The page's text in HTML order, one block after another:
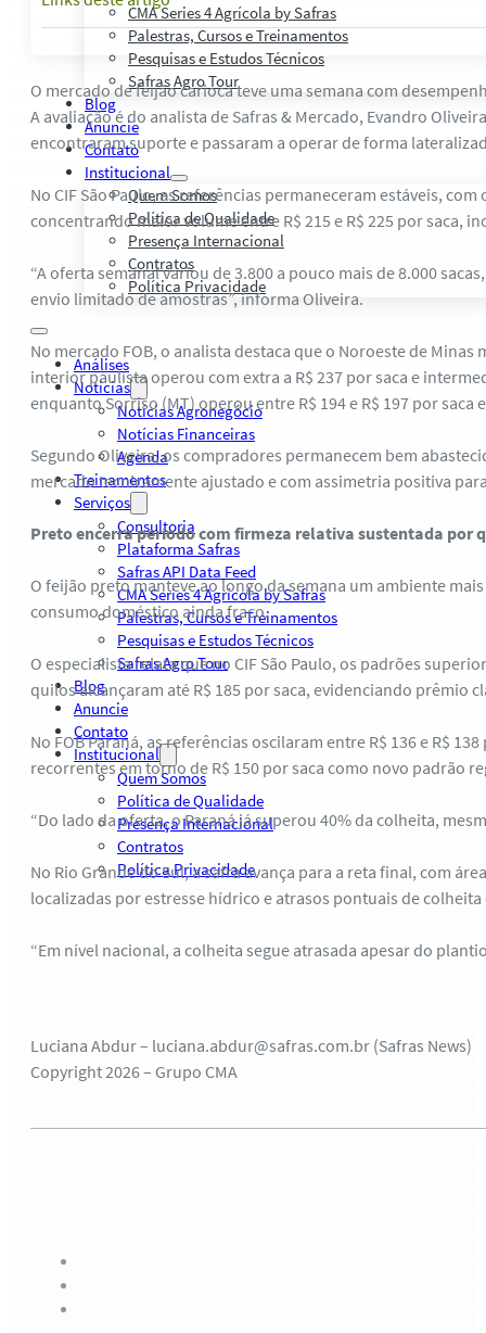
CMA Series 4 Agrícola by Safras
Palestras, Cursos e Treinamentos
Pesquisas e Estudos Técnicos
Safras Agro Tour
Blog
Anuncie
Contato
Institucional
Quem Somos
Política de Qualidade
Presença Internacional
Contratos
Política Privacidade
Análises
Notícias
Notícias Agronegócio
Notícias Financeiras
Agenda
Treinamentos
Serviços
Consultoria
Plataforma Safras
Safras API Data Feed
CMA Series 4 Agrícola by Safras
Palestras, Cursos e Treinamentos
Pesquisas e Estudos Técnicos
Safras Agro Tour
Blog
Anuncie
Contato
Institucional
Quem Somos
Política de Qualidade
Presença Internacional
Contratos
Política Privacidade
O mercado de feijão carioca teve uma semana com
A avaliação é do analista de Safras & Mercado, Evandro
encontraram suporte e passaram a operar de forma
No CIF São Paulo, as referências permaneceram estáveis,
concentrando maior volume entre R$ 215 e R$ 225 por saca,
“A oferta semanal variou de 3.800 a pouco mais de 8.000
envio limitado de amostras”, informa Oliveira.
No mercado FOB, o analista destaca que o Noroeste de Minas
interior paulista operou com extra a R$ 237 por saca e
enquanto Sorriso (MT) operou entre R$ 194 e R$ 197 por saca
Segundo Oliveira, os compradores permanecem bem
mercado tecnicamente ajustado e com assimetria positiva
Preto encerra período com firmeza relativa sustentada por
O feijão preto manteve ao longo da semana um ambiente
consumo doméstico ainda fraco.
O especialista relata que no CIF São Paulo, os padrões
quilos alcançaram até R$ 185 por saca, evidenciando prêmio
No FOB Paraná, as referências oscilaram entre R$ 136 e R$
recorrentes em torno de R$ 150 por saca como novo padrão
“Do lado da oferta, o Paraná já superou 40% da colheita,
No Rio Grande do Sul, a safra avança para a reta final, com
localizadas por estresse hídrico e atrasos pontuais de
“Em nível nacional, a colheita segue atrasada apesar do
Luciana Abdur – luciana.abdur@safras.com.br (Safras News)
Copyright 2026 – Grupo CMA